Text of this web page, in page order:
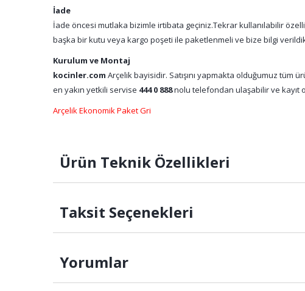
İade
İade öncesi mutlaka bizimle irtibata geçiniz.Tekrar kullanılabilir
başka bir kutu veya kargo poşeti ile paketlenmeli ve bize bilgi
Kurulum ve Montaj
kocinler.com Arçelik bayisidir. Satışını yapmakta olduğumuz tüm
en yakın yetkili servise 444 0 888nolu telefondan ulaşabilir ve kayıt
Arçelik Ekonomik Paket Gri
Ürün Teknik Özellikleri
Taksit Seçenekleri
Yorumlar